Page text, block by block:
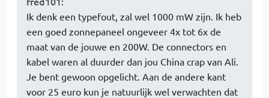
Ik denk een typefout, zal wel 1000 mW zijn. Ik heb
een goed zonnepaneel ongeveer 4x tot 6x de
maat van de jouwe en 200W. De connectors en
kabel waren al duurder dan jou China crap van Ali.
Je bent gewoon opgelicht. Aan de andere kant
voor 25 euro kun je natuurlijk wel verwachten dat